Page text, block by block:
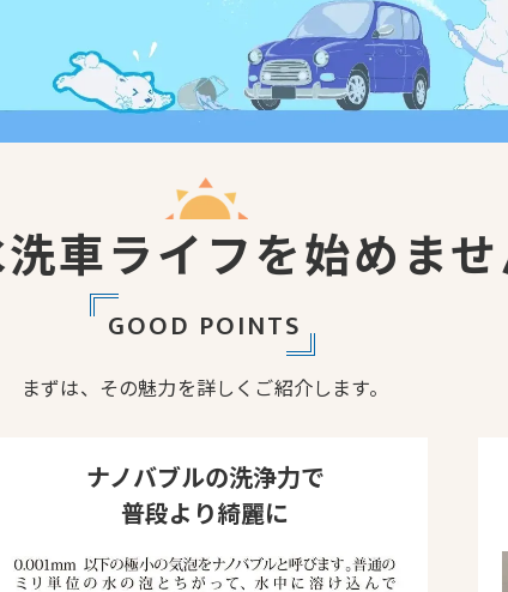
車ライフを始めませ
GOOD POINTS
まずは、その魅力を詳しくご紹介します。
ナノバブルの洗浄力で
普段より綺麗に